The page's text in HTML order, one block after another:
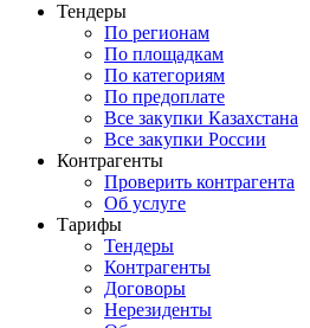
Тендеры
По регионам
По площадкам
По категориям
По предоплате
Все закупки Казахстана
Все закупки России
Контрагенты
Проверить контрагента
Об услуге
Тарифы
Тендеры
Контрагенты
Договоры
Нерезиденты